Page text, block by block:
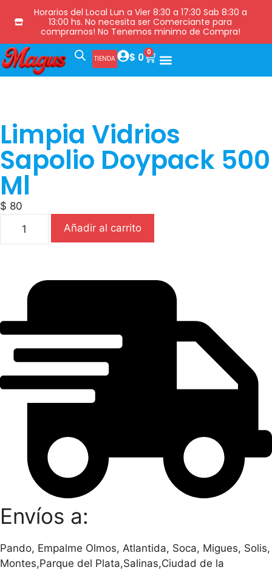
Horarios del Local Lun a Vier 8:30 a 17:30 Sab 8:30 a
13:00 hs. No necesita ser Comerciante para
comprarnos! No Tenemos minimo de Compra!
TIENDA $ 0 0
Limpia Vidrios
Sapolio Doypack 500
Ml
$ 80
Añadir al carrito
Envíos a:
Pando, Empalme Olmos, Atlantida, Soca, Migues, Solis,
Montes,Parque del Plata,Salinas,Ciudad de la